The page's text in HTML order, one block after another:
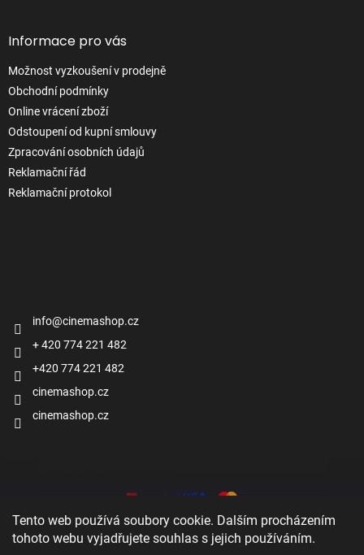
Tento web používá soubory cookie. Dalším procházením
tohoto webu vyjadřujete souhlas s jejich používáním.
Informace pro vás
Možnost vyzkoušení v prodejně
Obchodní podmínky
Online vrácení zboží
Odstoupení od kupní smlouvy
Zpracování osobních údajů
Reklamační řád
Reklamační protokol
info@cinemashop.cz
+ 420 774 221 482
+420 774 221 482
cinemashop.cz
cinemashop.cz